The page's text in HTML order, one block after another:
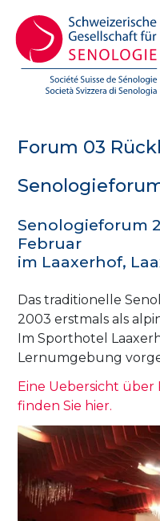
Forum 03
Senologieforum
Februar
im Laaxerhof,
Das traditionelle
2003 erstmals als
Im Sporthotel
Lernumgebung
Eine Uebersicht
finden Sie hier.